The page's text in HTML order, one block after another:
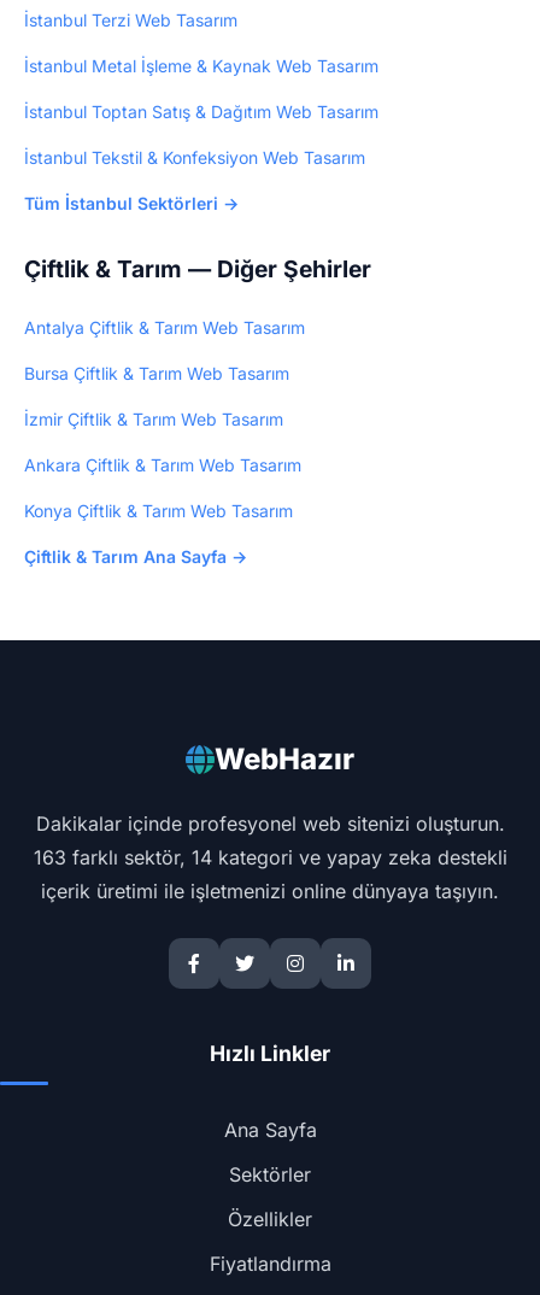
İstanbul Terzi Web Tasarım
İstanbul Metal İşleme & Kaynak Web Tasarım
İstanbul Toptan Satış & Dağıtım Web Tasarım
İstanbul Tekstil & Konfeksiyon Web Tasarım
Tüm İstanbul Sektörleri →
Çiftlik & Tarım — Diğer Şehirler
Antalya Çiftlik & Tarım Web Tasarım
Bursa Çiftlik & Tarım Web Tasarım
İzmir Çiftlik & Tarım Web Tasarım
Ankara Çiftlik & Tarım Web Tasarım
Konya Çiftlik & Tarım Web Tasarım
Çiftlik & Tarım Ana Sayfa →
WebHazır
Dakikalar içinde profesyonel web sitenizi oluşturun.
163 farklı sektör, 14 kategori ve yapay zeka destekli
içerik üretimi ile işletmenizi online dünyaya taşıyın.
Hızlı Linkler
Ana Sayfa
Sektörler
Özellikler
Fiyatlandırma